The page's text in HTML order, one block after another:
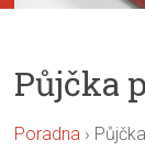
Půjčka
Poradna ›